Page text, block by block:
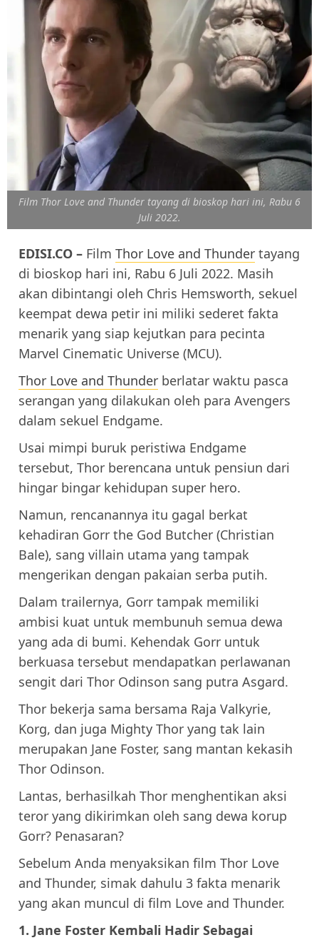
Film Thor Love and Thunder tayang di bioskop hari ini, Rabu 6
Juli 2022.
EDISI.CO – Film Thor Love and Thunder tayang
di bioskop hari ini, Rabu 6 Juli 2022. Masih
akan dibintangi oleh Chris Hemsworth, sekuel
keempat dewa petir ini miliki sederet fakta
menarik yang siap kejutkan para pecinta
Marvel Cinematic Universe (MCU).
Thor Love and Thunder berlatar waktu pasca
serangan yang dilakukan oleh para Avengers
dalam sekuel Endgame.
Usai mimpi buruk peristiwa Endgame
tersebut, Thor berencana untuk pensiun dari
hingar bingar kehidupan super hero.
Namun, rencanannya itu gagal berkat
kehadiran Gorr the God Butcher (Christian
Bale), sang villain utama yang tampak
mengerikan dengan pakaian serba putih.
Dalam trailernya, Gorr tampak memiliki
ambisi kuat untuk membunuh semua dewa
yang ada di bumi. Kehendak Gorr untuk
berkuasa tersebut mendapatkan perlawanan
sengit dari Thor Odinson sang putra Asgard.
Thor bekerja sama bersama Raja Valkyrie,
Korg, dan juga Mighty Thor yang tak lain
merupakan Jane Foster, sang mantan kekasih
Thor Odinson.
Lantas, berhasilkah Thor menghentikan aksi
teror yang dikirimkan oleh sang dewa korup
Gorr? Penasaran?
Sebelum Anda menyaksikan film Thor Love
and Thunder, simak dahulu 3 fakta menarik
yang akan muncul di film Love and Thunder.
1. Jane Foster Kembali Hadir Sebagai